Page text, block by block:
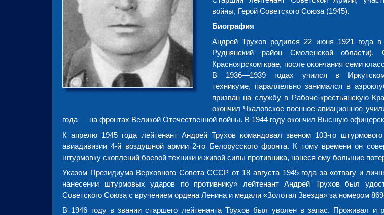
войны, Герой Советского Союза (1945).
Биография
Андрей Трухов родился 22 июня 1921 года
Руднянский район Смоленской
Красноярском крае, после окончания семи
В 1936—1939 годах учился в Иркутском
техникуме, параллельно занимался в
призван на службу в Рабоче-крестьянскую
окончил Чкаловское военное авиационное
года — на фронтах Великой Отечественной войны. В 1944 году окончил Высшую
К апрелю 1945 года лейтенант Андрей Трухов командовал звеном 103-го
авиадивизии 4-й воздушной армии 2-го Белорусского фронта. К тому времени он
штурмовку скоплений боевой техники и живой силы противника, нанеся ему большие
Указом Президиума Верховного Совета СССР от 18 августа 1945 года за «отвагу и
нанесении штурмовых ударов по противнику» лейтенант Андрей Трухов был
Советского Союза с вручением ордена Ленина и медали «Золотая Звезда» за номером
В 1946 году в звании старшего лейтенанта Трухов был уволен в запас. Проживал и